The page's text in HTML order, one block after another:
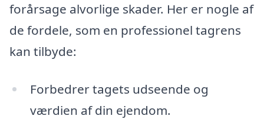
forårsage alvorlige skader. Her er nogle af
de fordele, som en professionel tagrens
kan tilbyde:
Forbedrer tagets udseende og
værdien af din ejendom.